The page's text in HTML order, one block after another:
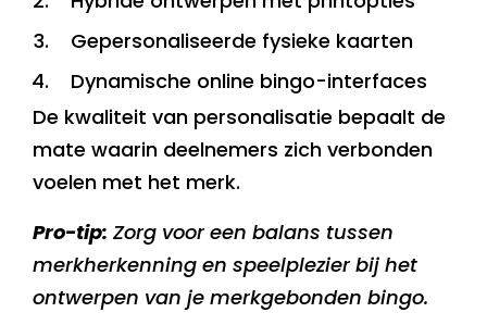
Gepersonaliseerde fysieke kaarten
Dynamische online bingo-interfaces
De kwaliteit van personalisatie bepaalt de
mate waarin deelnemers zich verbonden
voelen met het merk.
Pro-tip: Zorg voor een balans tussen
merkherkenning en speelplezier bij het
ontwerpen van je merkgebonden bingo.